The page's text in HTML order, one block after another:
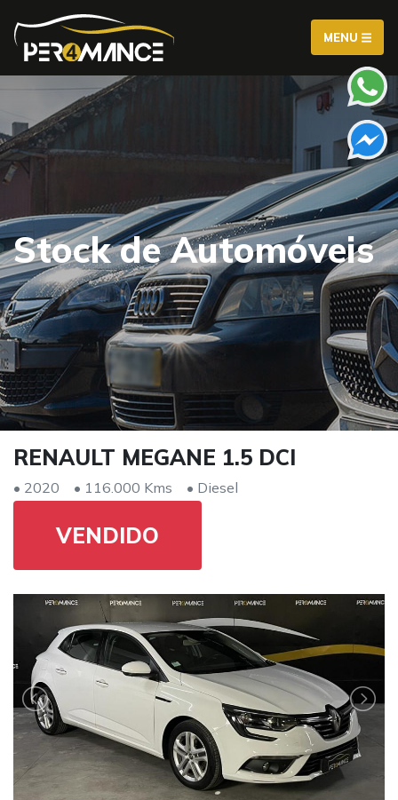
MENU
Stock de Automóveis
RENAULT MEGANE 1.5 DCI
• 2020 • 116.000 Kms • Diesel
VENDIDO